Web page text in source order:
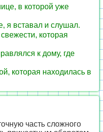
в которой уже
я вставал и слушал.
которая
к дому, где
которая находилась в
часть сложного